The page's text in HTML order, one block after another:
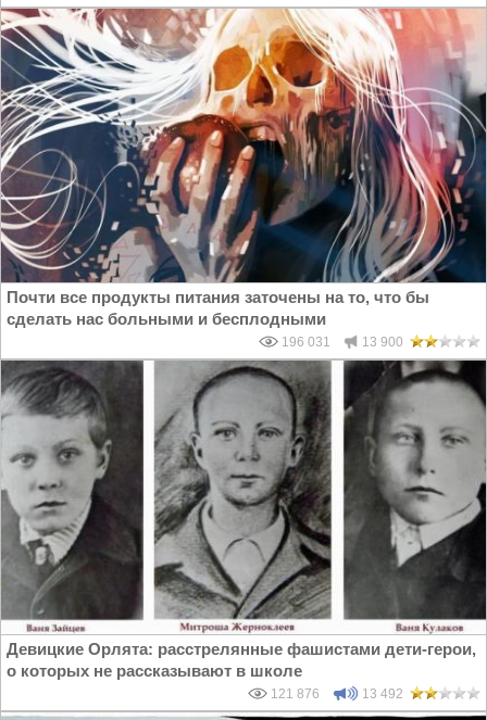
Почти все продукты питания заточены на то, что бы
сделать нас больными и бесплодными
196 031 13 900
Девицкие Орлята: расстрелянные фашистами дети-герои,
о которых не рассказывают в школе
121 876 13 492